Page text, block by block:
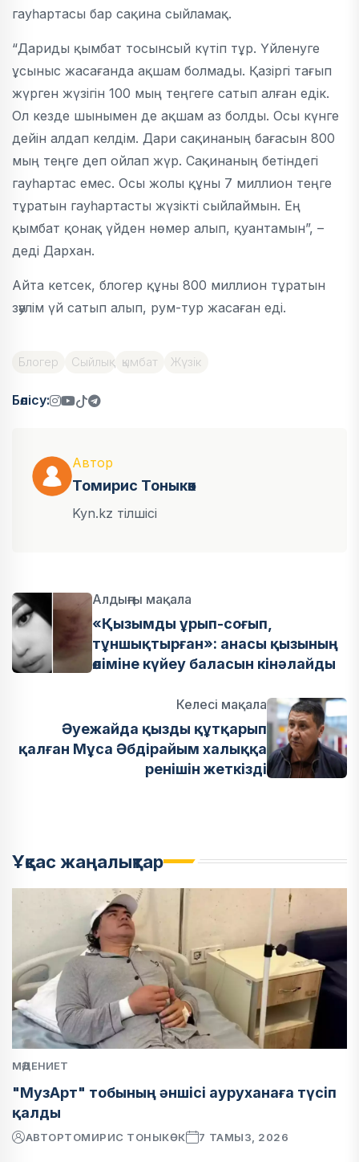
гауһартасы бар сақина сыйламақ.
“Дариды қымбат тосынсый күтіп тұр. Үйленуге
ұсыныс жасағанда ақшам болмады. Қазіргі тағып
жүрген жүзігін 100 мың теңгеге сатып алған едік.
Ол кезде шынымен де ақшам аз болды. Осы күнге
дейін алдап келдім. Дари сақинаның бағасын 800
мың теңге деп ойлап жүр. Сақинаның бетіндегі
гауһартас емес. Осы жолы құны 7 миллион теңге
тұратын гауһартасты жүзікті сыйлаймын. Ең
қымбат қонақ үйден нөмер алып, қуантамын”, –
деді Дархан.
Айта кетсек, блогер құны 800 миллион тұратын
зәулім үй сатып алып, рум-тур жасаған еді.
Блогер Сыйлық қымбат Жүзік
Бөлісу:
Автор
Томирис Тоныкөк
Kyn.kz тілшісі
Алдыңғы мақала
«Қызымды ұрып-соғып,
тұншықтырған»: анасы қызының
өліміне күйеу баласын кінәлайды
Келесі мақала
Әуежайда қызды құтқарып
қалған Мұса Әбдірайым халыққа
ренішін жеткізді
Ұқсас жаңалықтар
МӘДЕНИЕТ
"МузАрт" тобының әншісі ауруханаға түсіп
қалды
АВТОРТОМИРИС ТОНЫКӨК 7 ТАМЫЗ, 2026